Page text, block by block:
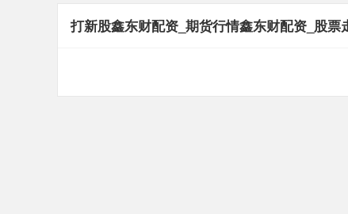
打新股鑫东财配资_期货行情鑫东财配资_股